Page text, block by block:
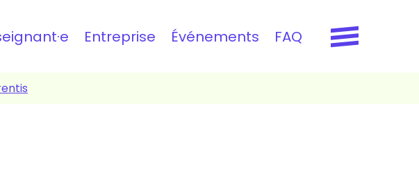
Entreprise Événements FAQ